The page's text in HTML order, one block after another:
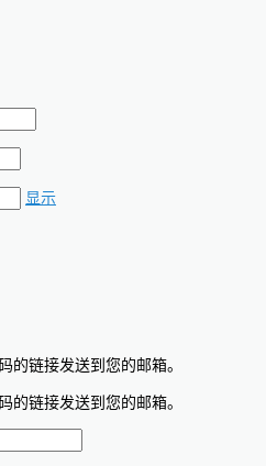
显示
的链接发送到您的邮箱。
的链接发送到您的邮箱。